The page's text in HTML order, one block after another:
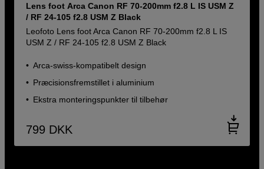
Lens foot Arca Canon RF 70-200mm f2.8 L IS USM Z
/ RF 24-105 f2.8 USM Z Black
Leofoto Lens foot Arca Canon RF 70-200mm f2.8 L IS
USM Z / RF 24-105 f2.8 USM Z Black
Arca-swiss-kompatibelt design
Præcisionsfremstillet i aluminium
Ekstra monteringspunkter til tilbehør
799 DKK